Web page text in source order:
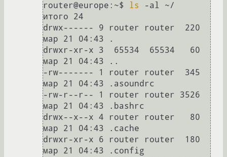
router@europe:~$ ls
-al ~/
итого 24
drwx------ 9 router router  220
мар 21 04:43 .
drwxr-xr-x 3  65534  65534   60
мар 21 04:43 ..
-rw------- 1 router router  345
мар 21 04:43 .asoundrc
-rw-r--r-- 1 router router 3526
мар 21 04:43 .bashrc
drwx--x--x 4 router router   80
мар 21 04:43 .cache
drwxr-xr-x 6 router router  180
мар 21 04:43 .config